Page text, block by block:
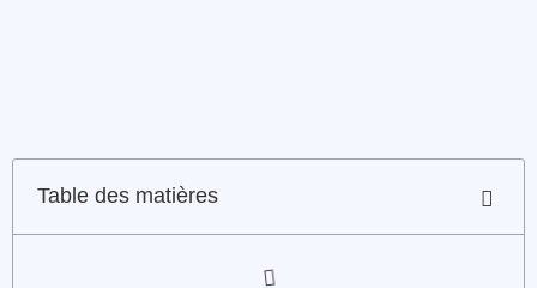
Table des matières